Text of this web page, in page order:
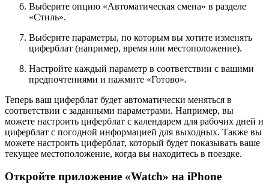
Выберите опцию «Автоматическая смена» в разделе
«Стиль».
Выберите параметры, по которым вы хотите изменять
циферблат (например, время или местоположение).
Настройте каждый параметр в соответствии с вашими
предпочтениями и нажмите «Готово».
Теперь ваш циферблат будет автоматически меняться в
соответствии с заданными параметрами. Например, вы
можете настроить циферблат с календарем для рабочих дней и
циферблат с погодной информацией для выходных. Также вы
можете настроить циферблат, который будет показывать ваше
текущее местоположение, когда вы находитесь в поездке.
Откройте приложение «Watch» на iPhone